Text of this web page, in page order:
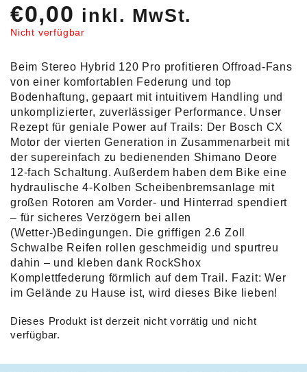
€0,00 inkl. MwSt.
Nicht verfügbar
Beim Stereo Hybrid 120 Pro profitieren Offroad-Fans
von einer komfortablen Federung und top
Bodenhaftung, gepaart mit intuitivem Handling und
unkomplizierter, zuverlässiger Performance. Unser
Rezept für geniale Power auf Trails: Der Bosch CX
Motor der vierten Generation in Zusammenarbeit mit
der supereinfach zu bedienenden Shimano Deore
12-fach Schaltung. Außerdem haben dem Bike eine
hydraulische 4-Kolben Scheibenbremsanlage mit
großen Rotoren am Vorder- und Hinterrad spendiert
– für sicheres Verzögern bei allen
(Wetter-)Bedingungen. Die griffigen 2.6 Zoll
Schwalbe Reifen rollen geschmeidig und spurtreu
dahin – und kleben dank RockShox
Komplettfederung förmlich auf dem Trail. Fazit: Wer
im Gelände zu Hause ist, wird dieses Bike lieben!
Dieses Produkt ist derzeit nicht vorrätig und nicht
verfügbar.